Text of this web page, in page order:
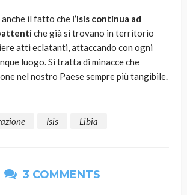
anche il fatto che l’Isis continua ad
che già si trovano in territorio
atti eclatanti, attaccando con ogni
luogo. Si tratta di minacce che
nel nostro Paese sempre più tangibile.
Isis Libia
3 COMMENTS